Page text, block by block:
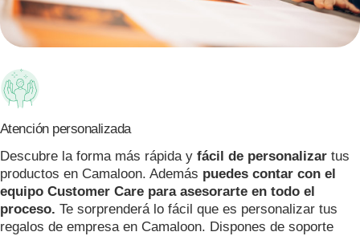
Atención personalizada
Descubre la forma más rápida y fácil de personalizar tus
productos en Camaloon. Además puedes contar con el
equipo Customer Care para asesorarte en todo el
proceso. Te sorprenderá lo fácil que es personalizar tus
regalos de empresa en Camaloon. Dispones de soporte